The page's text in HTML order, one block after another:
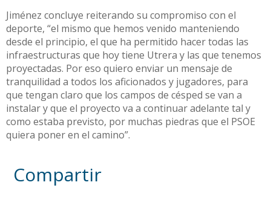
Jiménez concluye reiterando su compromiso con el
deporte, “el mismo que hemos venido manteniendo
desde el principio, el que ha permitido hacer todas las
infraestructuras que hoy tiene Utrera y las que tenemos
proyectadas. Por eso quiero enviar un mensaje de
tranquilidad a todos los aficionados y jugadores, para
que tengan claro que los campos de césped se van a
instalar y que el proyecto va a continuar adelante tal y
como estaba previsto, por muchas piedras que el PSOE
quiera poner en el camino”.
Compartir